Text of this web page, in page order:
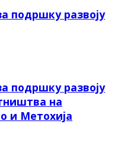
подршку развоју
подршку развоју
на
и Метохија